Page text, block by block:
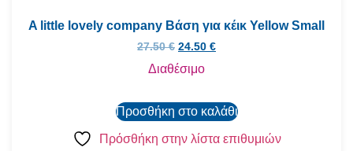
A little lovely company Βάση για κέικ Yellow Small
27.50€ 24.50 €
Διαθέσιμο
Προσθήκη στο καλάθι
Πρόσθήκη στην λίστα επιθυμιών